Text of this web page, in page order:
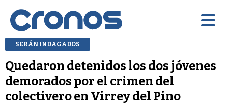
SERÁN INDAGADOS
Quedaron detenidos los dos jóvenes
demorados por el crimen del
colectivero en Virrey del Pino